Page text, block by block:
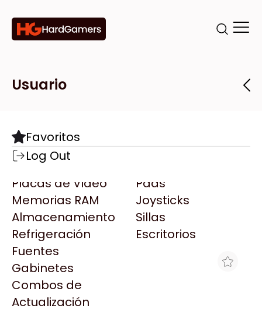
Categorías
Componentes
Motherboards
Microprocesadores
Placas de Video
Memorias RAM
Almacenamiento
Refrigeración
Fuentes
Gabinetes
Combos de
Actualización
Pads
Joysticks
Sillas
Escritorios
Marcas
Todas las Marcas
AMD
AULA
Acer
Adata
AeroCool
Antec
Arkham
Asrock
Tiendas
Destacadas
Usuario
Favoritos
Log Out
WATER COOLER ASUS TUF GAMING LC
III 360 ARGB